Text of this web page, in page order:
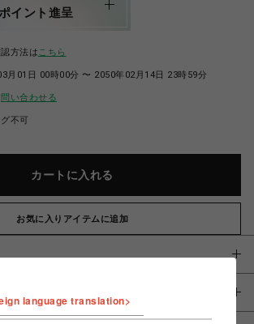
イント進呈
方法は こちら
月01日 00時00分 〜 2050年02月14日 23時59分
問い合わせる
不可
カートに入れる
お気に入りアイテムに追加
language translation>